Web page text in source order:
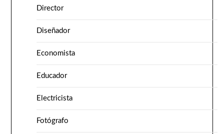
Director
Diseñador
Economista
Educador
Electricista
Fotógrafo